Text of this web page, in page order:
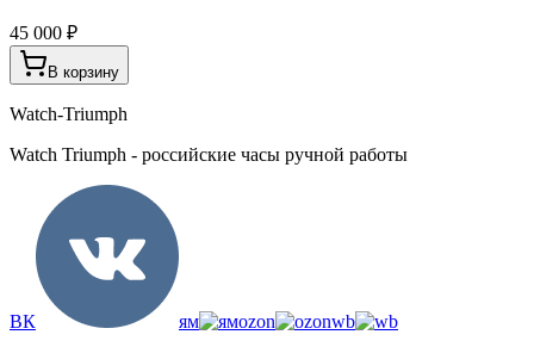
45 000 ₽
В корзину
Watch-Triumph
Watch Triumph - российские часы ручной работы
ВК ям ozon wb